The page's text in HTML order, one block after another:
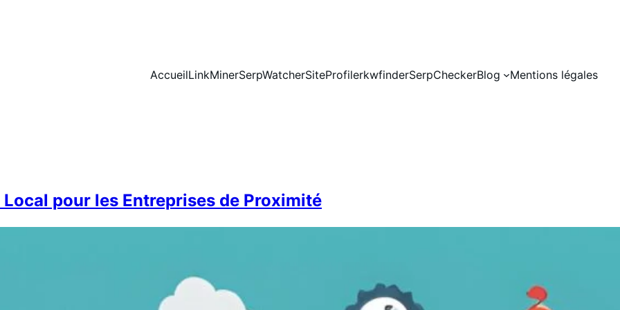
AccueilLinkMinerSerpWatcherSiteProfilerkwfinderSerpCheckerBlog Mentions légales
pour les Entreprises de Proximité